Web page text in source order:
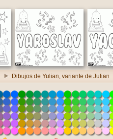
Dibujos de Yulian, variante de Julian